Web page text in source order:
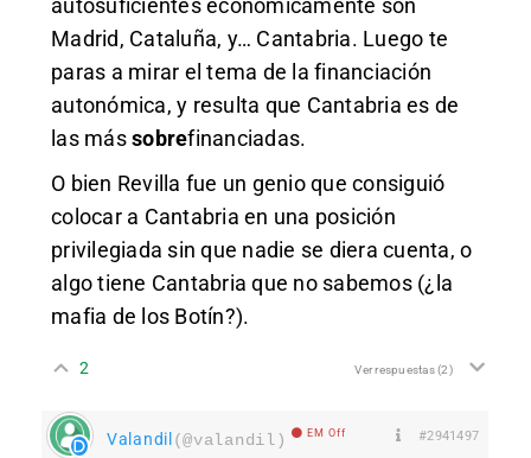
Madrid, Cataluña, y… Cantabria. Luego te
paras a mirar el tema de la financiación
autonómica, y resulta que Cantabria es de
las mássobrefinanciadas.
O bien Revilla fue un genio que consiguió
colocar a Cantabria en una posición
privilegiada sin que nadie se diera cuenta, o
algo tiene Cantabria que no sabemos (¿la
mafia de los Botín?).
2 Ver respuestas(2)
Valandil(@valandil) EM Off #2941497